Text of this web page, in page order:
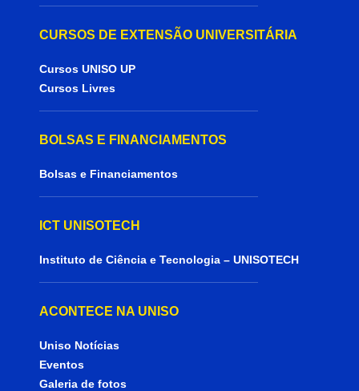
CURSOS DE EXTENSÃO UNIVERSITÁRIA
Cursos UNISO UP
Cursos Livres
BOLSAS E FINANCIAMENTOS
Bolsas e Financiamentos
ICT UNISOTECH
Instituto de Ciência e Tecnologia – UNISOTECH
ACONTECE NA UNISO
Uniso Notícias
Eventos
Galeria de fotos